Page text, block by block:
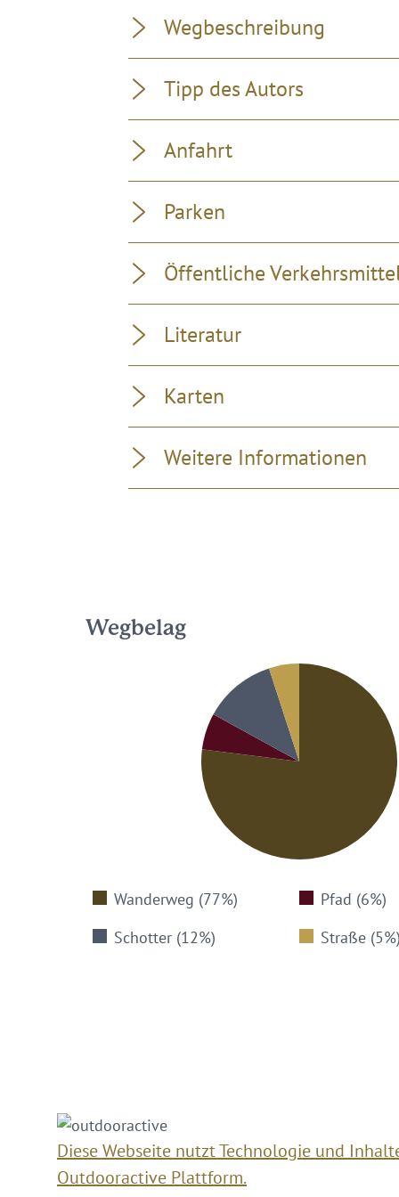
Wegbeschreibung
Tipp des Autors
Anfahrt
Parken
Öffentliche
Literatur
Karten
Weitere Informationen
Wegbelag
Wanderweg (77%)
Pfad (6%)
Schotter (12%)
Straße
Diese Webseite nutzt Technologie und
Outdooractive Plattform.